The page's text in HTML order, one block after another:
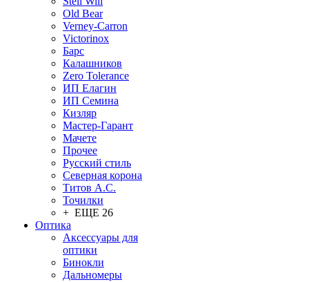
Old Bear
Verney-Carron
Victorinox
Барс
Калашников
Zero Tolerance
ИП Елагин
ИП Семина
Кизляр
Мастер-Гарант
Мачете
Прочее
Русский стиль
Северная корона
Титов А.С.
Точилки
+ ЕЩЕ 26
Оптика
Аксессуары для
оптики
Бинокли
Дальномеры